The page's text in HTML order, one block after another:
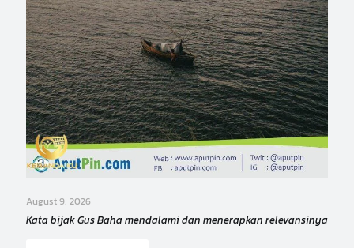
August 9, 2026
Kata bijak Gus Baha mendalami dan menerapkan relevansinya